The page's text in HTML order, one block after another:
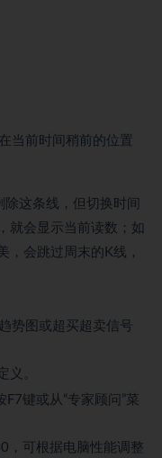
当前时间稍前的位置
这条线，但切换时间
就会显示当前读数；如
会跳过周末的K线，
势图或超买超卖信号
义。
键或从“专家顾问”菜
，可根据电脑性能调整